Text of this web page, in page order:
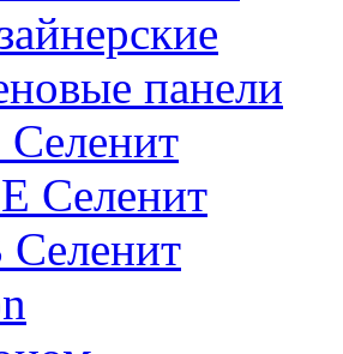
панели
Селенит
Селенит